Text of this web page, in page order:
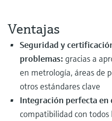
Ventajas
Seguridad y
problemas: gracias a
en metrología, áreas de
otros estándares clave
Integración perfecta en
compatibilidad con todos